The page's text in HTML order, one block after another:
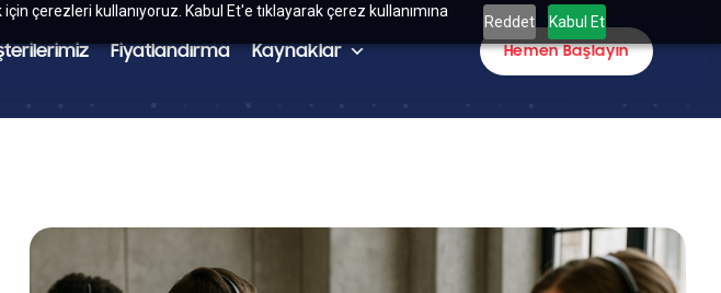
çerezleri kullanıyoruz. Kabul Et'e tıklayarak çerez kullanımına
Reddet Kabul Et
Fiyatlandırma Kaynaklar Hemen Başlayın